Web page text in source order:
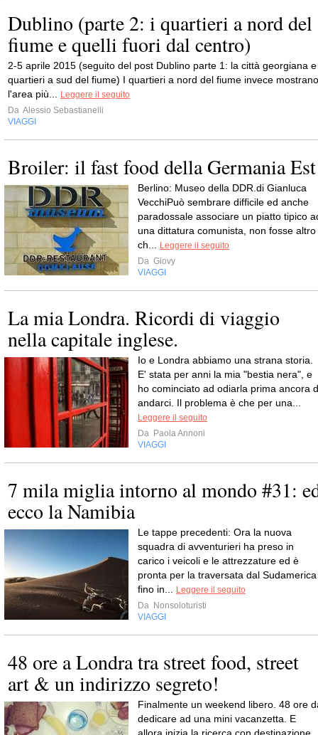
Dublino (parte 2: i quartieri a nord del
fiume e quelli fuori dal centro)
2-5 aprile 2015 (seguito del post Dublino parte 1: la città georgiana
quartieri a sud del fiume) I quartieri a nord del fiume invece mostrano
l'area più...
Leggere il seguito
Da Alessio Sebastianelli
VIAGGI
Broiler: il fast food della Germania Est
Berlino: Museo della DDR.di Gianluca
VecchiPuò sembrare difficile ed anche
paradossale associare un piatto tipico
una dittatura comunista, non fosse altro
ch...
Leggere il seguito
Da Giovy
VIAGGI
La mia Londra. Ricordi di viaggio
nella capitale inglese.
Io e Londra abbiamo una strana storia.
E' stata per anni la mia "bestia nera", e
ho cominciato ad odiarla prima ancora
andarci. Il problema è che per una...
Leggere il seguito
Da Paola Annoni
VIAGGI
7 mila miglia intorno al mondo #31:
ecco la Namibia
Le tappe precedenti: Ora la nuova
squadra di avventurieri ha preso in
carico i veicoli e le attrezzature ed è
pronta per la traversata dal Sudamerica
fino in...
Leggere il seguito
Da Nonsoloturisti
VIAGGI
48 ore a Londra tra street food, street
art & un indirizzo segreto!
Finalmente un weekend libero. 48 ore
dedicare ad una mini vacanzetta. E